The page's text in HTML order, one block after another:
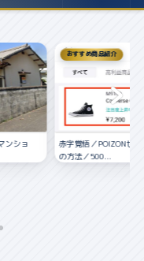
れ〜販売
株主優待
失敗しないクロス取引
お得に株主優...